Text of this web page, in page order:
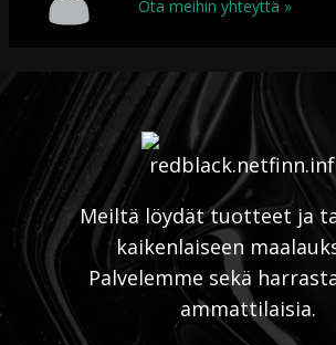
Ota meihin yhteyttä »
Meiltä löydät tuotteet ja
kaikenlaiseen
Palvelemme sekä
ammattilaisia.